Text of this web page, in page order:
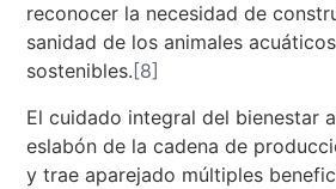
reconocer la necesidad de
sanidad de los animales
sostenibles. [8]
El cuidado integral del bienestar
eslabón de la cadena de
y trae aparejado múltiples